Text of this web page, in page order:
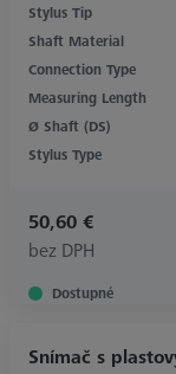
Stylus Tip
Shaft Material
Connection Type
Measuring Length
Ø Shaft (DS)
Stylus Type
50,60 €
bez DPH
Dostupné
Snímač s